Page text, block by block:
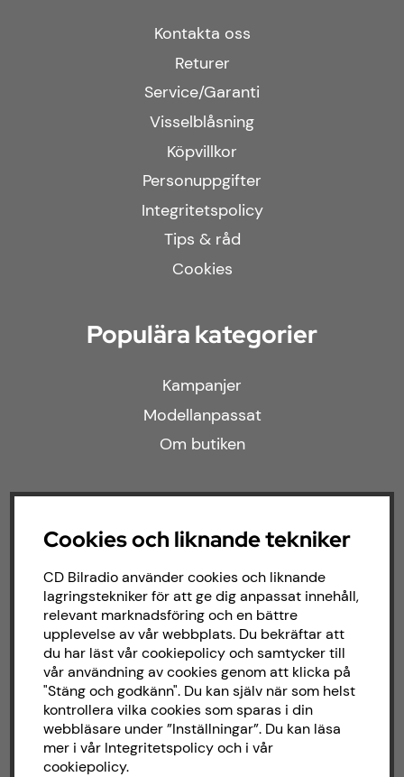
Kontakta oss
Returer
Service/Garanti
Visselblåsning
Köpvillkor
Personuppgifter
Integritetspolicy
Tips & råd
Cookies
Populära kategorier
Kampanjer
Modellanpassat
Om butiken
Instagram
Om CD bilradio
CD Bilradio har sedan starten 1987 arbetat
med försäljning och installation av ljud till
både bilar och båtar. Hos oss hittar du ett
brett sortiment av billjud till alla typer av
Cookies och liknande tekniker
CD Bilradio använder cookies och liknande
lagringstekniker för att ge dig anpassat innehåll,
relevant marknadsföring och en bättre
upplevelse av vår webbplats. Du bekräftar att
du har läst vår cookiepolicy och samtycker till
vår användning av cookies genom att klicka på
"Stäng och godkänn". Du kan själv när som helst
kontrollera vilka cookies som sparas i din
webbläsare under ”Inställningar”. Du kan läsa
mer i vår Integritetspolicyoch i vår
cookiepolicy.